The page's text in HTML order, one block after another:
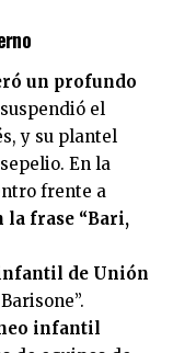
un profundo
el
y su plantel
En la
frente a
la frase “Bari,
de Unión
infantil